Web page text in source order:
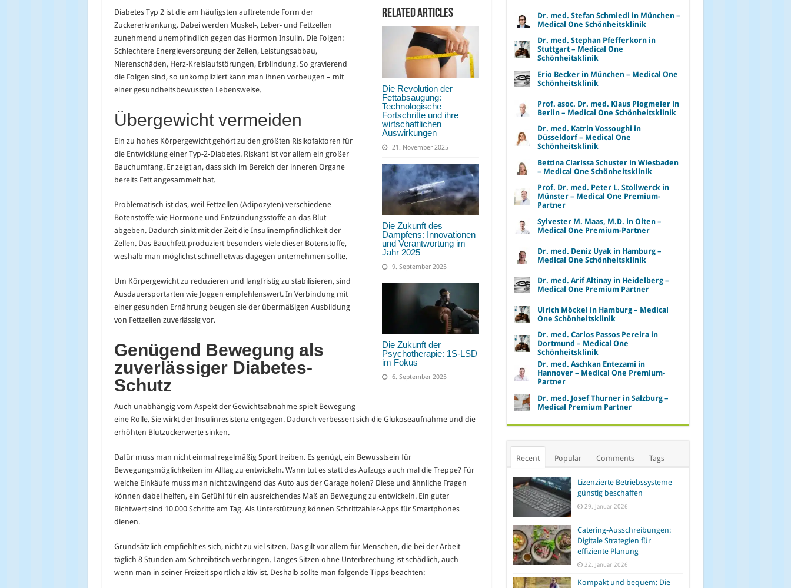
Related Articles
Die Revolution der
Fettabsaugung:
Technologische
Fortschritte und ihre
wirtschaftlichen
Auswirkungen
21. November 2025
Die Zukunft des
Dampfens: Innovationen
und Verantwortung im
Jahr 2025
9. September 2025
Die Zukunft der
Psychotherapie: 1S-LSD
im Fokus
6. September 2025
Diabetes Typ 2 ist die am häufigsten auftretende Form der
Zuckererkrankung. Dabei werden Muskel-, Leber- und Fettzellen
zunehmend unempfindlich gegen das Hormon Insulin. Die Folgen:
Schlechtere Energieversorgung der Zellen, Leistungsabbau,
Nierenschäden, Herz-Kreislaufstörungen, Erblindung. So gravierend
die Folgen sind, so unkompliziert kann man ihnen vorbeugen – mit
einer gesundheitsbewussten Lebensweise.
Übergewicht vermeiden
Ein zu hohes Körpergewicht gehört zu den größten Risikofaktoren für
die Entwicklung einer Typ-2-Diabetes. Riskant ist vor allem ein großer
Bauchumfang. Er zeigt an, dass sich im Bereich der inneren Organe
bereits Fett angesammelt hat.
Problematisch ist das, weil Fettzellen (Adipozyten) verschiedene
Botenstoffe wie Hormone und Entzündungsstoffe an das Blut
abgeben. Dadurch sinkt mit der Zeit die Insulinempfindlichkeit der
Zellen. Das Bauchfett produziert besonders viele dieser Botenstoffe,
weshalb man möglichst schnell etwas dagegen unternehmen sollte.
Um Körpergewicht zu reduzieren und langfristig zu stabilisieren, sind
Ausdauersportarten wie Joggen empfehlenswert. In Verbindung mit
einer gesunden Ernährung beugen sie der übermäßigen Ausbildung
von Fettzellen zuverlässig vor.
Genügend Bewegung als
zuverlässiger Diabetes-
Schutz
Auch unabhängig vom Aspekt der Gewichtsabnahme spielt Bewegung
eine Rolle. Sie wirkt der Insulinresistenz entgegen. Dadurch verbessert sich die Glukoseaufnahme und die
erhöhten Blutzuckerwerte sinken.
Dafür muss man nicht einmal regelmäßig Sport treiben. Es genügt, ein Bewusstsein für
Bewegungsmöglichkeiten im Alltag zu entwickeln. Wann tut es statt des Aufzugs auch mal die Treppe? Für
welche Einkäufe muss man nicht zwingend das Auto aus der Garage holen? Diese und ähnliche Fragen
können dabei helfen, ein Gefühl für ein ausreichendes Maß an Bewegung zu entwickeln. Ein guter
Richtwert sind 10.000 Schritte am Tag. Als Unterstützung können Schrittzähler-Apps für Smartphones
dienen.
Grundsätzlich empfiehlt es sich, nicht zu viel sitzen. Das gilt vor allem für Menschen, die bei der Arbeit
täglich 8 Stunden am Schreibtisch verbringen. Langes Sitzen ohne Unterbrechung ist schädlich, auch
wenn man in seiner Freizeit sportlich aktiv ist. Deshalb sollte man folgende Tipps beachten:
Dr. med. Stefan Schmiedl in München –
Medical One Schönheitsklinik
Dr. med. Stephan Pfefferkorn in
Stuttgart – Medical One
Schönheitsklinik
Erio Becker in München – Medical One
Schönheitsklinik
Prof. asoc. Dr. med. Klaus Plogmeier in
Berlin – Medical One Schönheitsklinik
Dr. med. Katrin Vossoughi in
Düsseldorf – Medical One
Schönheitsklinik
Bettina Clarissa Schuster in Wiesbaden
– Medical One Schönheitsklinik
Prof. Dr. med. Peter L. Stollwerck in
Münster – Medical One Premium-
Partner
Sylvester M. Maas, M.D. in Olten –
Medical One Premium-Partner
Dr. med. Deniz Uyak in Hamburg –
Medical One Schönheitsklinik
Dr. med. Arif Altinay in Heidelberg –
Medical One Premium Partner
Ulrich Möckel in Hamburg – Medical
One Schönheitsklinik
Dr. med. Carlos Passos Pereira in
Dortmund – Medical One
Schönheitsklinik
Dr. med. Aschkan Entezami in
Hannover – Medical One Premium-
Partner
Dr. med. Josef Thurner in Salzburg –
Medical Premium Partner
Recent Popular Comments Tags
Lizenzierte Betriebssysteme
günstig beschaffen
29. Januar 2026
Catering-Ausschreibungen:
Digitale Strategien für
effiziente Planung
22. Januar 2026
Kompakt und bequem: Die